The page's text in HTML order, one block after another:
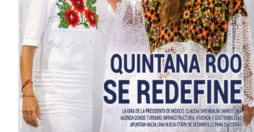
Tecnológico de Monterrey
3 agosto, 2026
Promoción turística con visión
1 abril, 2026